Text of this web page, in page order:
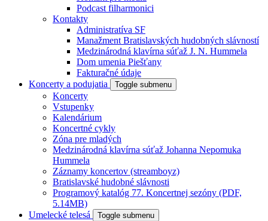
Podcast filharmonici
Kontakty
Administratíva SF
Manažment Bratislavských hudobných slávností
Medzinárodná klavírna súťaž J. N. Hummela
Dom umenia Piešťany
Fakturačné údaje
Koncerty a podujatia
Toggle submenu
Koncerty
Vstupenky
Kalendárium
Koncertné cykly
Zóna pre mladých
Medzinárodná klavírna súťaž Johanna Nepomuka
Hummela
Záznamy koncertov (streamboyz)
Bratislavské hudobné slávnosti
Programový katalóg 77. Koncertnej sezóny (PDF,
5.14MB)
Umelecké telesá
Toggle submenu